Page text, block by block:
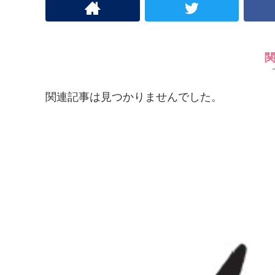
関連記事は見つかりませんでした。